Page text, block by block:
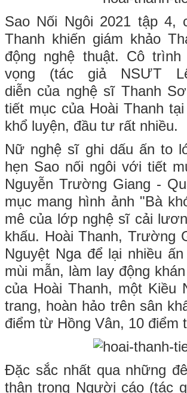
Sao Nối Ngôi 2021 tập 4,
Thanh khiến giám khảo
động nghệ thuật. Cô
vọng (tác giả NSƯT
diễn của nghệ sĩ Thanh
tiết mục của Hoài Thanh
khổ luyện, đầu tư rất nhiều.
Nữ nghệ sĩ ghi dấu ấn to
hẹn Sao nối ngôi với tiết
Nguyễn Trường Giang -
mục mang hình ảnh "Bà
mê của lớp nghệ sĩ cải
khấu. Hoài Thanh, Trường
Nguyệt Nga để lại nhiều
mùi mẫn, làm lay động
của Hoài Thanh, một Kiều
trang, hoàn hảo trên sân
điểm từ Hồng Vân, 10 điểm
Đặc sắc nhất qua những
thân trong Người cáo (tác